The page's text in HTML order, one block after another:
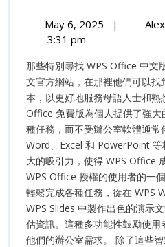
台
支
持，
WPS
无
处
不
在
May 6, 2025
May
| Alex
3:31 pm
那些特別尋找 WPS Office 中文版本的用戶可以輕鬆訪問中
文官方網站，在那裡他們可以
本，以更好地服務母語人士和熟
Office 免費版為個人提供了強
種任務，而不受辦公室軟體通常
Word、Excel 和 PowerPoint
大的吸引力，使得 WPS Office
WPS Office 授權的使用者的一
輕鬆完成各種任務，從在 WPS
WPS Slides 中製作出色的演示
估資訊。這種多功能性鼓勵使用
他們的辦公室需求。 除了這些